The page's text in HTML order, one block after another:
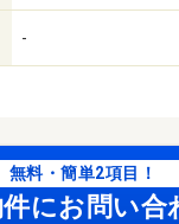
-
無料・簡単2項目！
にお問い合